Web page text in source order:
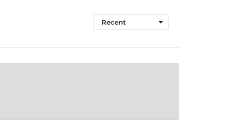
Recent